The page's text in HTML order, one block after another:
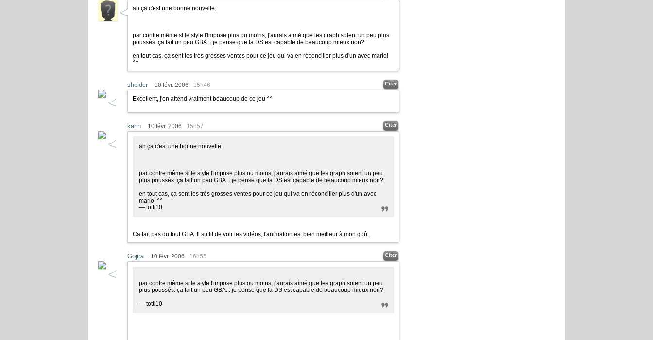
ah ça c'est une bonne nouvelle.
par contre même si le style l'impose plus ou moins, j'aurais aimé que les graph soient un peu plus
poussés. ça fait un peu GBA... je pense que la DS est capable de beaucoup mieux non?
en tout cas, ça sent les trés grosses ventes pour ce jeu qui va en réconcilier plus d'un avec mario!
^^
shelder 10 févr. 2006 15h46 Citer
Excellent, j'en attend vraiment beaucoup de ce jeu ^^
kann 10 févr. 2006 15h57 Citer
ah ça c'est une bonne nouvelle.
par contre même si le style l'impose plus ou moins, j'aurais aimé que les graph soient un peu
plus poussés. ça fait un peu GBA... je pense que la DS est capable de beaucoup mieux non?
en tout cas, ça sent les trés grosses ventes pour ce jeu qui va en réconcilier plus d'un avec
mario! ^^
— totti10
Ca fait pas du tout GBA. Il suffit de voir les vidéos, l'animation est bien meilleur à mon goût.
Gojira 10 févr. 2006 16h55 Citer
par contre même si le style l'impose plus ou moins, j'aurais aimé que les graph soient un peu
plus poussés. ça fait un peu GBA... je pense que la DS est capable de beaucoup mieux non?
— totti10